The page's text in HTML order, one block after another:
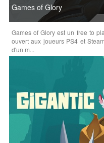
Games of Glory
Games of Glory est un free to
ouvert aux joueurs PS4 et
d'un m...